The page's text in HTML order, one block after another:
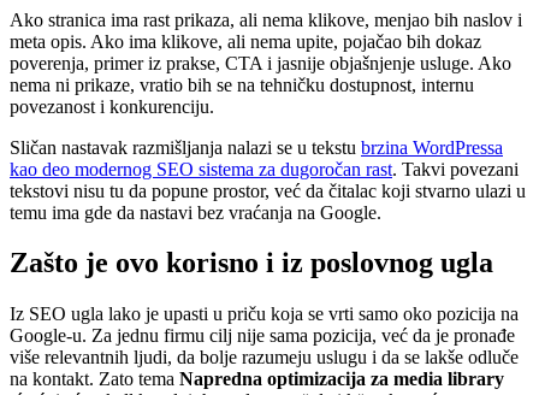
Ako stranica ima rast prikaza, ali nema klikove, menjao bih naslov i
meta opis. Ako ima klikove, ali nema upite, pojačao bih dokaz
poverenja, primer iz prakse, CTA i jasnije objašnjenje usluge. Ako
nema ni prikaze, vratio bih se na tehničku dostupnost, internu
povezanost i konkurenciju.
Sličan nastavak razmišljanja nalazi se u tekstu brzina WordPressa
kao deo modernog SEO sistema za dugoročan rast. Takvi povezani
tekstovi nisu tu da popune prostor, već da čitalac koji stvarno ulazi u
temu ima gde da nastavi bez vraćanja na Google.
Zašto je ovo korisno i iz poslovnog ugla
Iz SEO ugla lako je upasti u priču koja se vrti samo oko pozicija na
Google-u. Za jednu firmu cilj nije sama pozicija, već da je pronađe
više relevantnih ljudi, da bolje razumeju uslugu i da se lakše odluče
na kontakt. Zato tema Napredna optimizacija za media library